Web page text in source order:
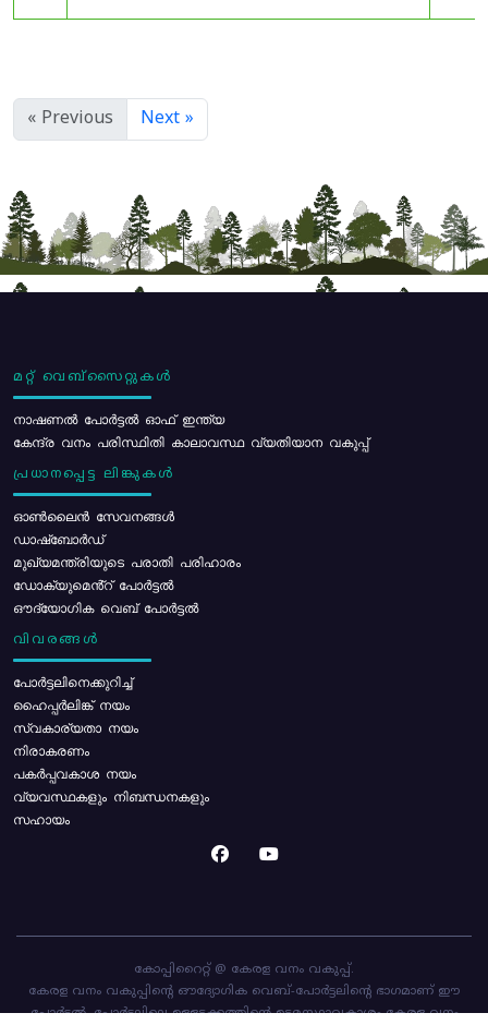
« Previous Next »
മറ്റ് വെബ്സൈറ്റുകൾ
നാഷണൽ പോർട്ടൽ ഓഫ് ഇന്ത്യ
കേന്ദ്ര വനം പരിസ്ഥിതി കാലാവസ്ഥ വ്യതിയാന വകുപ്പ്
പ്രധാനപ്പെട്ട ലിങ്കുകൾ
ഓൺലൈൻ സേവനങ്ങൾ
ഡാഷ്ബോർഡ്
മുഖ്യമന്ത്രിയുടെ പരാതി പരിഹാരം
ഡോക്യുമെൻ്റ് പോർട്ടൽ
ഔദ്യോഗിക വെബ് പോർട്ടൽ
വിവരങ്ങൾ
പോര്‍ട്ടലിനെക്കുറിച്ച്
ഹൈപ്പർലിങ്ക് നയം
സ്വകാര്യതാ നയം
നിരാകരണം
പകർപ്പവകാശ നയം
വ്യവസ്ഥകളും നിബന്ധനകളും
സഹായം
കോപ്പിറൈറ്റ് @ കേരള വനം വകുപ്പ്.
കേരള വനം വകുപ്പിന്റെ ഔദ്യോഗിക വെബ്-പോർട്ടലിന്റെ ഭാഗമാണ് ഈ
പോർട്ടൽ. പോർട്ടലിലെ ഉള്ളടക്കത്തിന്റെ ഉടമസ്ഥാവകാശം കേരള വനം